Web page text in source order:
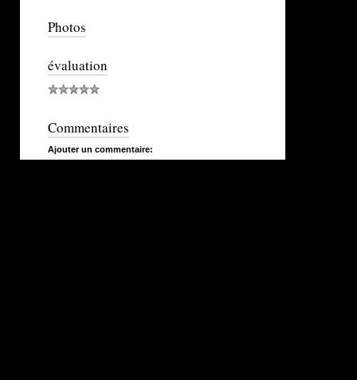
Photos
évaluation
Commentaires
Ajouter un commentaire: